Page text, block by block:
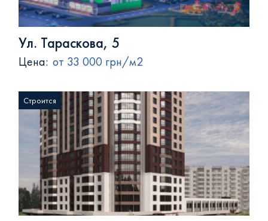
Ул. Тараскова, 5
Цена: от 33 000 грн/м2
Строится